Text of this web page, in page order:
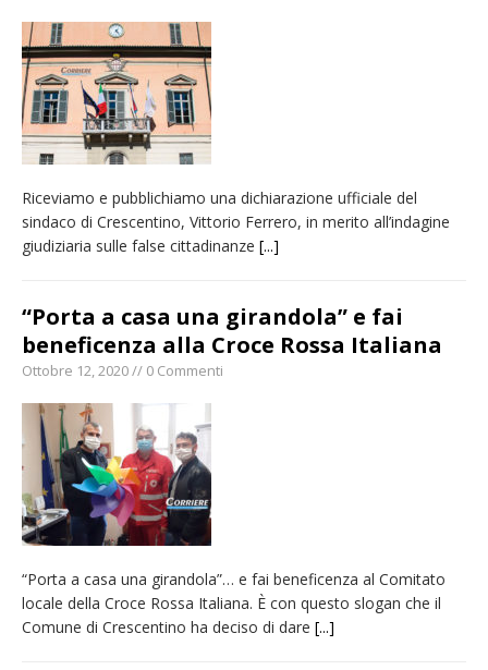
Riceviamo e pubblichiamo una dichiarazione ufficiale del
sindaco di Crescentino, Vittorio Ferrero, in merito all’indagine
giudiziaria sulle false cittadinanze [...]
“Porta a casa una girandola” e fai
beneficenza alla Croce Rossa Italiana
Ottobre 12, 2020 // 0 Commenti
“Porta a casa una girandola”… e fai beneficenza al Comitato
locale della Croce Rossa Italiana. È con questo slogan che il
Comune di Crescentino ha deciso di dare [...]